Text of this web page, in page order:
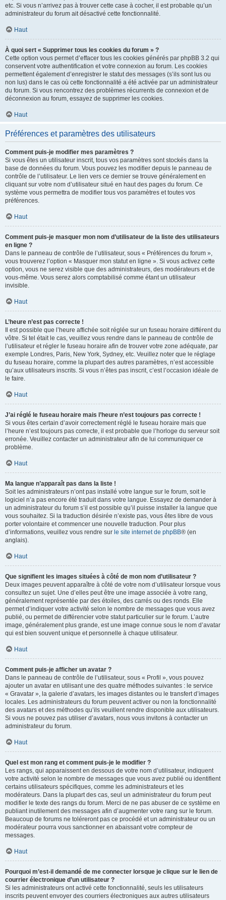
etc. Si vous n’arrivez pas à trouver cette case à cocher, il est probable qu’un
administrateur du forum ait désactivé cette fonctionnalité.
Haut
À quoi sert « Supprimer tous les cookies du forum » ?
Cette option vous permet d’effacer tous les cookies générés par phpBB 3.2 qui
conservent votre authentification et votre connexion au forum. Les cookies
permettent également d’enregistrer le statut des messages (s’ils sont lus ou
non lus) dans le cas où cette fonctionnalité a été activée par un administrateur
du forum. Si vous rencontrez des problèmes récurrents de connexion et de
déconnexion au forum, essayez de supprimer les cookies.
Haut
Préférences et paramètres des utilisateurs
Comment puis-je modifier mes paramètres ?
Si vous êtes un utilisateur inscrit, tous vos paramètres sont stockés dans la
base de données du forum. Vous pouvez les modifier depuis le panneau de
contrôle de l’utilisateur. Le lien vers ce dernier se trouve généralement en
cliquant sur votre nom d’utilisateur situé en haut des pages du forum. Ce
système vous permettra de modifier tous vos paramètres et toutes vos
préférences.
Haut
Comment puis-je masquer mon nom d’utilisateur de la liste des utilisateurs
en ligne ?
Dans le panneau de contrôle de l’utilisateur, sous « Préférences du forum »,
vous trouverez l’option « Masquer mon statut en ligne ». Si vous activez cette
option, vous ne serez visible que des administrateurs, des modérateurs et de
vous-même. Vous serez alors comptabilisé comme étant un utilisateur
invisible.
Haut
L’heure n’est pas correcte !
Il est possible que l’heure affichée soit réglée sur un fuseau horaire différent du
vôtre. Si tel était le cas, veuillez vous rendre dans le panneau de contrôle de
l’utilisateur et régler le fuseau horaire afin de trouver votre zone adéquate, par
exemple Londres, Paris, New York, Sydney, etc. Veuillez noter que le réglage
du fuseau horaire, comme la plupart des autres paramètres, n’est accessible
qu’aux utilisateurs inscrits. Si vous n’êtes pas inscrit, c’est l’occasion idéale de
le faire.
Haut
J’ai réglé le fuseau horaire mais l’heure n’est toujours pas correcte !
Si vous êtes certain d’avoir correctement réglé le fuseau horaire mais que
l’heure n’est toujours pas correcte, il est probable que l’horloge du serveur soit
erronée. Veuillez contacter un administrateur afin de lui communiquer ce
problème.
Haut
Ma langue n’apparaît pas dans la liste !
Soit les administrateurs n’ont pas installé votre langue sur le forum, soit le
logiciel n’a pas encore été traduit dans votre langue. Essayez de demander à
un administrateur du forum s’il est possible qu’il puisse installer la langue que
vous souhaitez. Si la traduction désirée n’existe pas, vous êtes libre de vous
porter volontaire et commencer une nouvelle traduction. Pour plus
d’informations, veuillez vous rendre sur le site internet de phpBB® (en
anglais).
Haut
Que signifient les images situées à côté de mon nom d’utilisateur ?
Deux images peuvent apparaître à côté de votre nom d’utilisateur lorsque vous
consultez un sujet. Une d’elles peut être une image associée à votre rang,
généralement représentée par des étoiles, des carrés ou des ronds. Elle
permet d’indiquer votre activité selon le nombre de messages que vous avez
publié, ou permet de différencier votre statut particulier sur le forum. L’autre
image, généralement plus grande, est une image connue sous le nom d’avatar
qui est bien souvent unique et personnelle à chaque utilisateur.
Haut
Comment puis-je afficher un avatar ?
Dans le panneau de contrôle de l’utilisateur, sous « Profil », vous pouvez
ajouter un avatar en utilisant une des quatre méthodes suivantes : le service
« Gravatar », la galerie d’avatars, les images distantes ou le transfert d’images
locales. Les administrateurs du forum peuvent activer ou non la fonctionnalité
des avatars et des méthodes qu’ils veuillent rendre disponible aux utilisateurs.
Si vous ne pouvez pas utiliser d’avatars, nous vous invitons à contacter un
administrateur du forum.
Haut
Quel est mon rang et comment puis-je le modifier ?
Les rangs, qui apparaissent en dessous de votre nom d’utilisateur, indiquent
votre activité selon le nombre de messages que vous avez publié ou identifient
certains utilisateurs spécifiques, comme les administrateurs et les
modérateurs. Dans la plupart des cas, seul un administrateur du forum peut
modifier le texte des rangs du forum. Merci de ne pas abuser de ce système en
publiant inutilement des messages afin d’augmenter votre rang sur le forum.
Beaucoup de forums ne toléreront pas ce procédé et un administrateur ou un
modérateur pourra vous sanctionner en abaissant votre compteur de
messages.
Haut
Pourquoi m’est-il demandé de me connecter lorsque je clique sur le lien de
courrier électronique d’un utilisateur ?
Si les administrateurs ont activé cette fonctionnalité, seuls les utilisateurs
inscrits peuvent envoyer des courriers électroniques aux autres utilisateurs